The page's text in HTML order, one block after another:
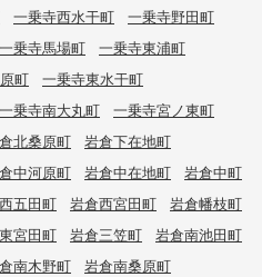
一乗寺西水干町
一乗寺野田町
一乗寺馬場町
一乗寺東浦町
町
一乗寺東水干町
一乗寺南大丸町
一乗寺宮ノ東町
北桑原町
岩倉下在地町
中河原町 岩倉中在地町
岩倉中町
五田町 岩倉西宮田町
岩倉幡枝町
宮田町 岩倉三笠町
岩倉南池田町
南木野町
岩倉南桑原町